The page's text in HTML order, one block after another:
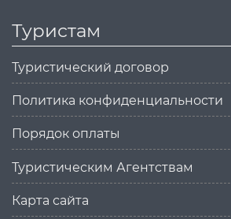
Туристам
Туристический договор
Политика конфиденциальности
Порядок оплаты
Туристическим Агентствам
Карта сайта